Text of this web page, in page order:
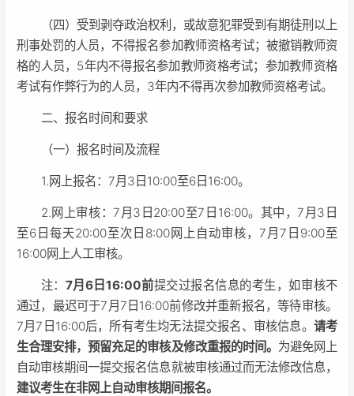
（四）受到剥夺政治权利，或故意犯罪受到有期徒刑以上
刑事处罚的人员，不得报名参加教师资格考试；被撤销教师资
格的人员，5年内不得报名参加教师资格考试；参加教师资格
考试有作弊行为的人员，3年内不得再次参加教师资格考试。
二、报名时间和要求
（一）报名时间及流程
1.网上报名：7月3日10:00至6日16:00。
2.网上审核：7月3日20:00至7日16:00。其中，7月3日
至6日每天20:00至次日8:00网上自动审核，7月7日9:00至
16:00网上人工审核。
注： 7月6日16:00前提交过报名信息的考生，如审核不
通过，最迟可于7月7日16:00前修改并重新报名，等待审核。
7月7日16:00后，所有考生均无法提交报名、审核信息。 请考
生合理安排，预留充足的审核及修改重报的时间。 为避免网上
自动审核期间一提交报名信息就被审核通过而无法修改信息，
建议考生在非网上自动审核期间报名。